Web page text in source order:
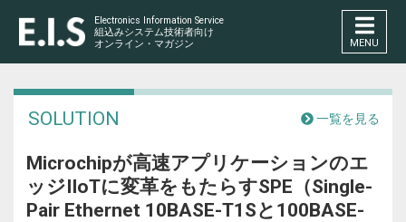
Electronics Information Service
組込みシステム技術者向け
オンライン・マガジン
MENU
SOLUTION 一覧を見る
Microchipが高速アプリケーションのエ
ッジIIoTに変革をもたらすSPE（Single-
Pair Ethernet 10BASE-T1Sと100BASE-